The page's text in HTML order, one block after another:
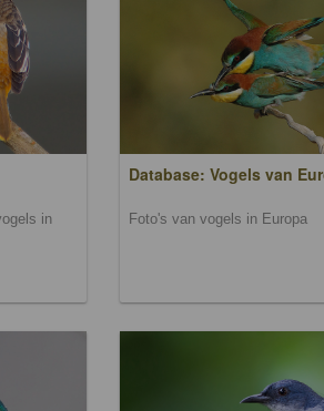
in
Database: Vogels van
Foto's van vogels in Europa